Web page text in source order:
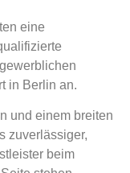
eine
in Berlin an.
und einem breiten
zuverlässiger,
beim